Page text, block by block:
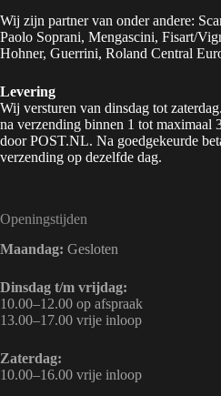
Wij zijn partner van onder andere:
Paolo Soprani, Mengascini, Fisart/
Hohner, Guerrini, Roland Central
Levering
Wij versturen van dinsdag tot
na verzending binnen 1 tot maximaal
door POST.NL. Na goedgekeurde
verzending op dezelfde dag.
Openingstijden
Maandag: Gesloten
Dinsdag t/m vrijdag:
10.00–12.00 op afspraak
13.00–17.00 vrije inloop
Zaterdag:
10.00–16.00 vrije inloop